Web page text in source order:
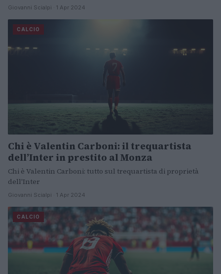
Giovanni Scialpi · 1 Apr 2024
CALCIO
Chi è Valentin Carboni: il trequartista
dell’Inter in prestito al Monza
Chi è Valentin Carboni: tutto sul trequartista di proprietà
dell'Inter
Giovanni Scialpi · 1 Apr 2024
CALCIO